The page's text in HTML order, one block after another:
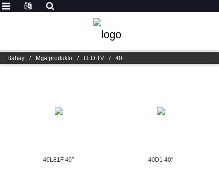
Bahay / Mga produkto / LED TV / 40
40L81F 40″ 40D1 40″